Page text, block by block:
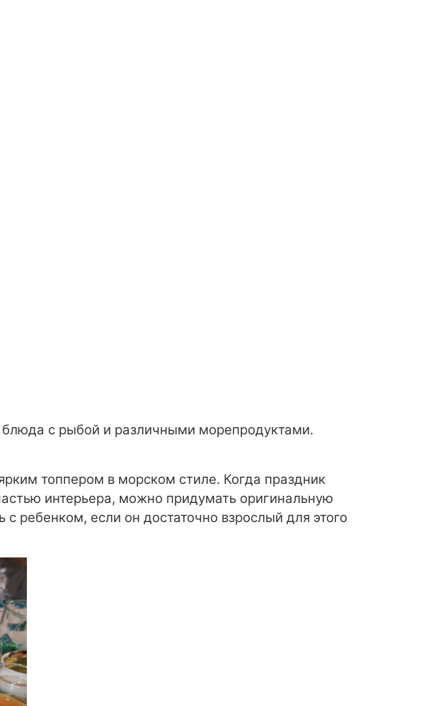
с рыбой и различными морепродуктами.
топпером в морском стиле. Когда праздник
интерьера, можно придумать оригинальную
ребенком, если он достаточно взрослый для этого